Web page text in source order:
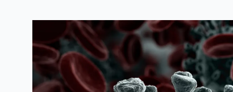
Linkedin
Facebook
Threads
Bluesky
email